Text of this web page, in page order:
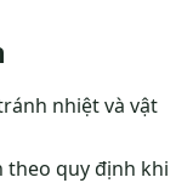
nhiệt và vật
theo quy định khi